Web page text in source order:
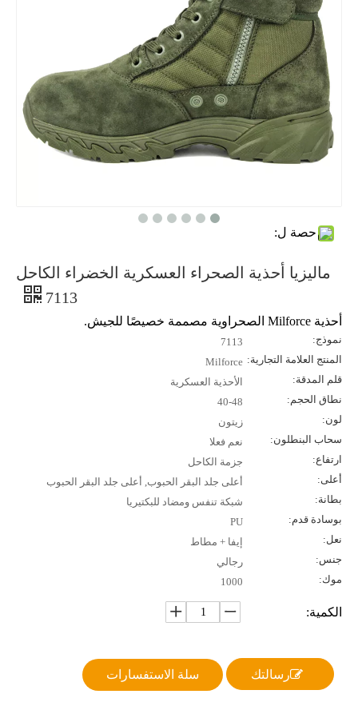
حصة ل:
ماليزيا أحذية الصحراء العسكرية الخضراء الكاحل
7113
أحذية Milforce الصحراوية مصممة خصيصًا للجيش.
نموذج:
7113
المنتج العلامة التجارية: Milforce
قلم المدقة:
الأحذية العسكرية
نطاق الحجم:
40-48
لون:
زيتون
سحاب البنطلون:
نعم فعلا
ارتفاع:
جزمة الكاحل
أعلى:
أعلى جلد البقر الحبوب, أعلى جلد البقر الحبوب
بطانة:
شبكة تنفس ومضاد للبكتيريا
بوسادة قدم:
PU
نعل:
إيفا + مطاط
جنس:
رجالي
موك:
1000
الكمية:
رسالتك سلة الاستفسارات